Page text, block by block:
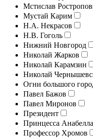
Мстислав
Мустай Карим
Н.А. Некрасов
Н.В. Гоголь
Нижний Новгород
Николай Жарков
Николай Карамзин
Николай
Огни большого
Павел Бажов
Павел Миронов
Президент
Принцесса Анабелла
Профессор Хромов